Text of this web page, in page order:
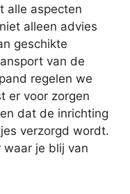
alle aspecten
alleen advies
geschikte
van de
regelen we
er voor zorgen
dat de inrichting
verzorgd wordt.
je blij van